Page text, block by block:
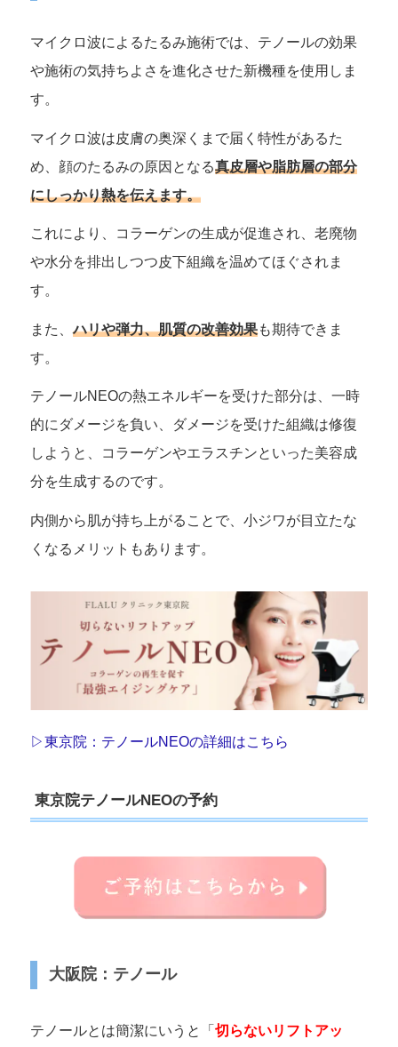
マイクロ波によるたるみ施術では、テノールの効果
や施術の気持ちよさを進化させた新機種を使用しま
す。
マイクロ波は皮膚の奥深くまで届く特性があるた
め、顔のたるみの原因となる真皮層や脂肪層の部分
にしっかり熱を伝えます。
これにより、コラーゲンの生成が促進され、老廃物
や水分を排出しつつ皮下組織を温めてほぐされま
す。
また、ハリや弾力、肌質の改善効果も期待できま
す。
テノールNEOの熱エネルギーを受けた部分は、一時
的にダメージを負い、ダメージを受けた組織は修復
しようと、コラーゲンやエラスチンといった美容成
分を生成するのです。
内側から肌が持ち上がることで、小ジワが目立たな
くなるメリットもあります。
▷東京院：テノールNEOの詳細はこちら
東京院テノールNEOの予約
大阪院：テノール
テノールとは簡潔にいうと「 切らないリフトアッ